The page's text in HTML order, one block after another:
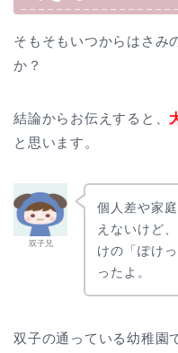
そもそもいつからはさみ
か？
結論からお伝えすると、
と思います。
双子兄
個人差や家
えないけど
けの「ぽけ
ったよ。
双子の通っている幼稚園